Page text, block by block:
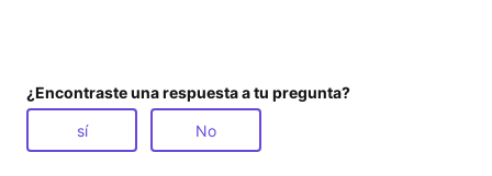
¿Encontraste una respuesta a tu pregunta?
sí No